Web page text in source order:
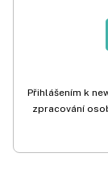
Přihlášením k
zpracování